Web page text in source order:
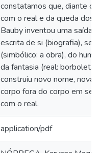
constatamos que, diante
com o real e da queda dos
Bauby inventou uma saída
escrita de si (biografia),
(simbólico: a obra), do
da fantasia (real:
construiu novo nome, nova
corpo fora do corpo em
com o real.
application/pdf